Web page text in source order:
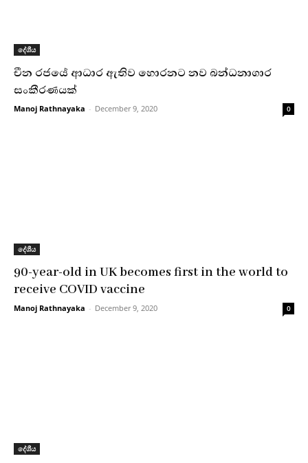
දේශීය
චීන රජයේ ආධාර ඇතිව හොරනට නව බන්ධනාගාර
සංකීරණයක්
Manoj Rathnayaka - December 9, 2020 0
දේශීය
90-year-old in UK becomes first in the world to
receive COVID vaccine
Manoj Rathnayaka - December 9, 2020 0
දේශීය